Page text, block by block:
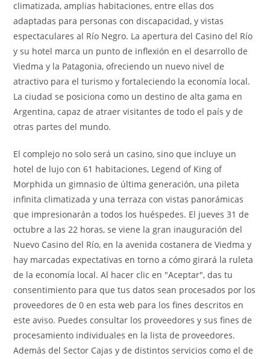
climatizada, amplias habitaciones, entre ellas dos
adaptadas para personas con discapacidad, y vistas
espectaculares al Río Negro. La apertura del Casino del Río
y su hotel marca un punto de inflexión en el desarrollo de
Viedma y la Patagonia, ofreciendo un nuevo nivel de
atractivo para el turismo y fortaleciendo la economía local.
La ciudad se posiciona como un destino de alta gama en
Argentina, capaz de atraer visitantes de todo el país y de
otras partes del mundo.
El complejo no solo será un casino, sino que incluye un
hotel de lujo con 61 habitaciones, Legend of King of
Morphida un gimnasio de última generación, una pileta
infinita climatizada y una terraza con vistas panorámicas
que impresionarán a todos los huéspedes. El jueves 31 de
octubre a las 22 horas, se viene la gran inauguración del
Nuevo Casino del Río, en la avenida costanera de Viedma y
hay marcadas expectativas en torno a cómo girará la ruleta
de la economía local. Al hacer clic en "Aceptar", das tu
consentimiento para que tus datos sean procesados por los
proveedores de 0 en esta web para los fines descritos en
este aviso. Puedes consultar los proveedores y sus fines de
procesamiento individuales en la lista de proveedores.
Además del Sector Cajas y de distintos servicios como el de